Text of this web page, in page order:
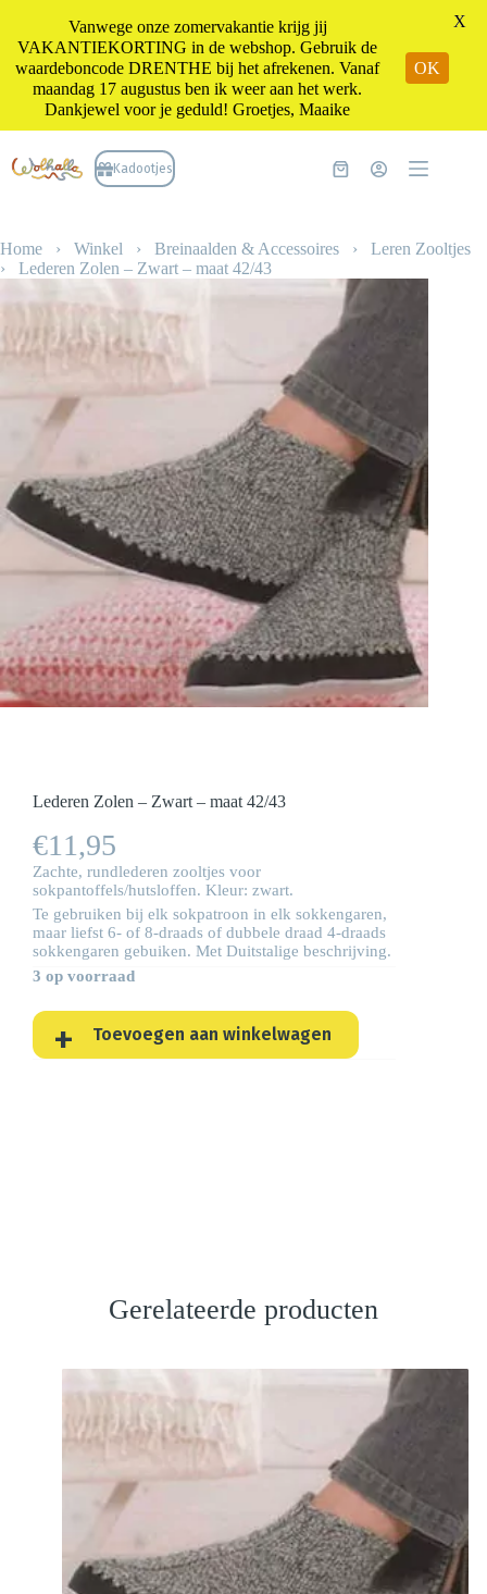
naar
de
Kadootjes Winkelwagen
Home › Winkel › Breinaalden & Accessoires › Leren Zooltjes
› Lederen Zolen – Zwart – maat 42/43
Lederen Zolen – Zwart – maat 42/43
€11,95
Zachte, rundlederen zooltjes voor
sokpantoffels/hutsloffen. Kleur: zwart.
Te gebruiken bij elk sokpatroon in elk sokkengaren,
maar liefst 6- of 8-draads of dubbele draad 4-draads
sokkengaren gebuiken. Met Duitstalige beschrijving.
3 op voorraad
Toevoegen aan winkelwagen
Gerelateerde producten
Vanwege onze zomervakantie krijg jij
VAKANTIEKORTING in de webshop. Gebruik de
waardeboncode DRENTHE bij het afrekenen. Vanaf
maandag 17 augustus ben ik weer aan het werk.
Dankjewel voor je geduld! Groetjes, Maaike
OK
X